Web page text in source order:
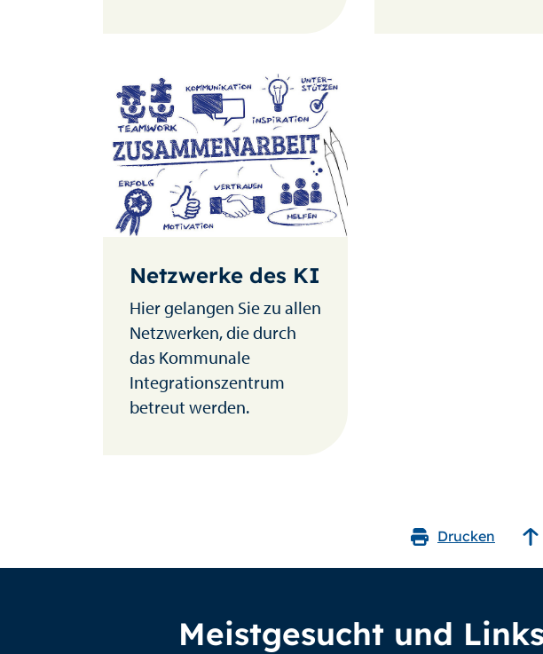
Netzwerke des KI
Hier gelangen Sie zu allen
Netzwerken, die durch
das Kommunale
Integrationszentrum
betreut werden.
Drucken
Meistgesucht und Links